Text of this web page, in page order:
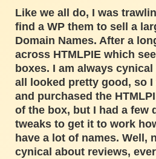
Like we all do, I was
find a WP them to sell a
Domain Names. After a
across HTMLPIE which
boxes. I am always
all looked pretty good, so
and purchased the
of the box, but I had a few
tweaks to get it to work
have a lot of names. Well,
cynical about reviews,